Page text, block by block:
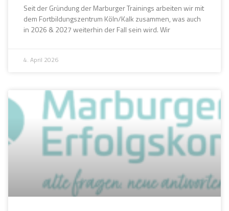
Seit der Gründung der Marburger Trainings arbeiten wir mit
dem Fortbildungszentrum Köln/Kalk zusammen, was auch
in 2026 & 2027 weiterhin der Fall sein wird. Wir
4. April 2026